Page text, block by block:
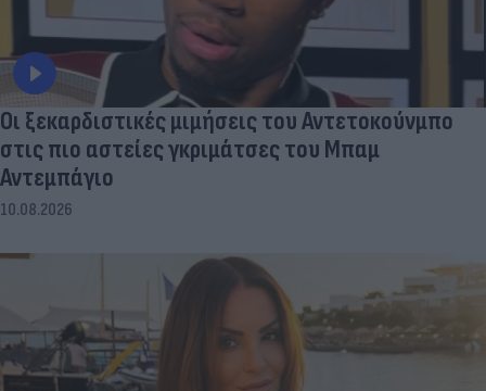
Οι ξεκαρδιστικές μιμήσεις του Αντετοκούνμπο
στις πιο αστείες γκριμάτσες του Μπαμ
Αντεμπάγιο
10.08.2026